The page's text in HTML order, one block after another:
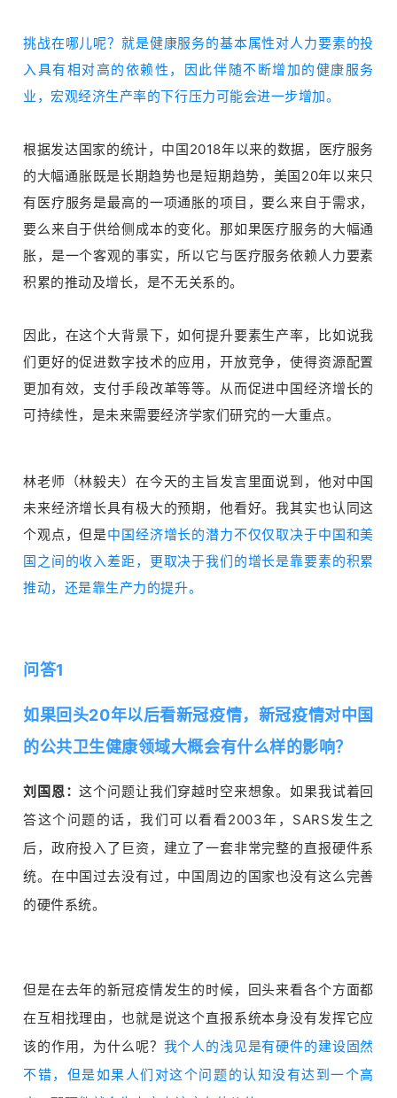
挑战在哪儿呢？就是健康服务的基本属性对人力要素的投
入具有相对高的依赖性，因此伴随不断增加的健康服务
业，宏观经济生产率的下行压力可能会进一步增加。
根据发达国家的统计，中国2018年以来的数据，医疗服务
的大幅通胀既是长期趋势也是短期趋势，美国20年以来只
有医疗服务是最高的一项通胀的项目，要么来自于需求，
要么来自于供给侧成本的变化。那如果医疗服务的大幅通
胀，是一个客观的事实，所以它与医疗服务依赖人力要素
积累的推动及增长，是不无关系的。
因此，在这个大背景下，如何提升要素生产率，比如说我
们更好的促进数字技术的应用，开放竞争，使得资源配置
更加有效，支付手段改革等等。从而促进中国经济增长的
可持续性，是未来需要经济学家们研究的一大重点。
林老师（林毅夫）在今天的主旨发言里面说到，他对中国
未来经济增长具有极大的预期，他看好。我其实也认同这
个观点，但是中国经济增长的潜力不仅仅取决于中国和美
国之间的收入差距，更取决于我们的增长是靠要素的积累
推动，还是靠生产力的提升。
问答1
如果回头20年以后看新冠疫情，新冠疫情对中国
的公共卫生健康领域大概会有什么样的影响？
刘国恩：这个问题让我们穿越时空来想象。如果我试着回
答这个问题的话，我们可以看看2003年，SARS发生之
后，政府投入了巨资，建立了一套非常完整的直报硬件系
统。在中国过去没有过，中国周边的国家也没有这么完善
的硬件系统。
但是在去年的新冠疫情发生的时候，回头来看各个方面都
在互相找理由，也就是说这个直报系统本身没有发挥它应
该的作用，为什么呢？ 我个人的浅见是有硬件的建设固然
不错，但是如果人们对这个问题的认知没有达到一个高